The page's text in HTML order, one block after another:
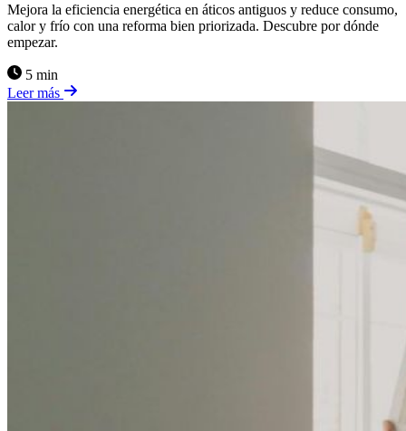
Mejora la eficiencia energética en áticos antiguos y reduce consumo,
calor y frío con una reforma bien priorizada. Descubre por dónde
empezar.
5 min
Leer más